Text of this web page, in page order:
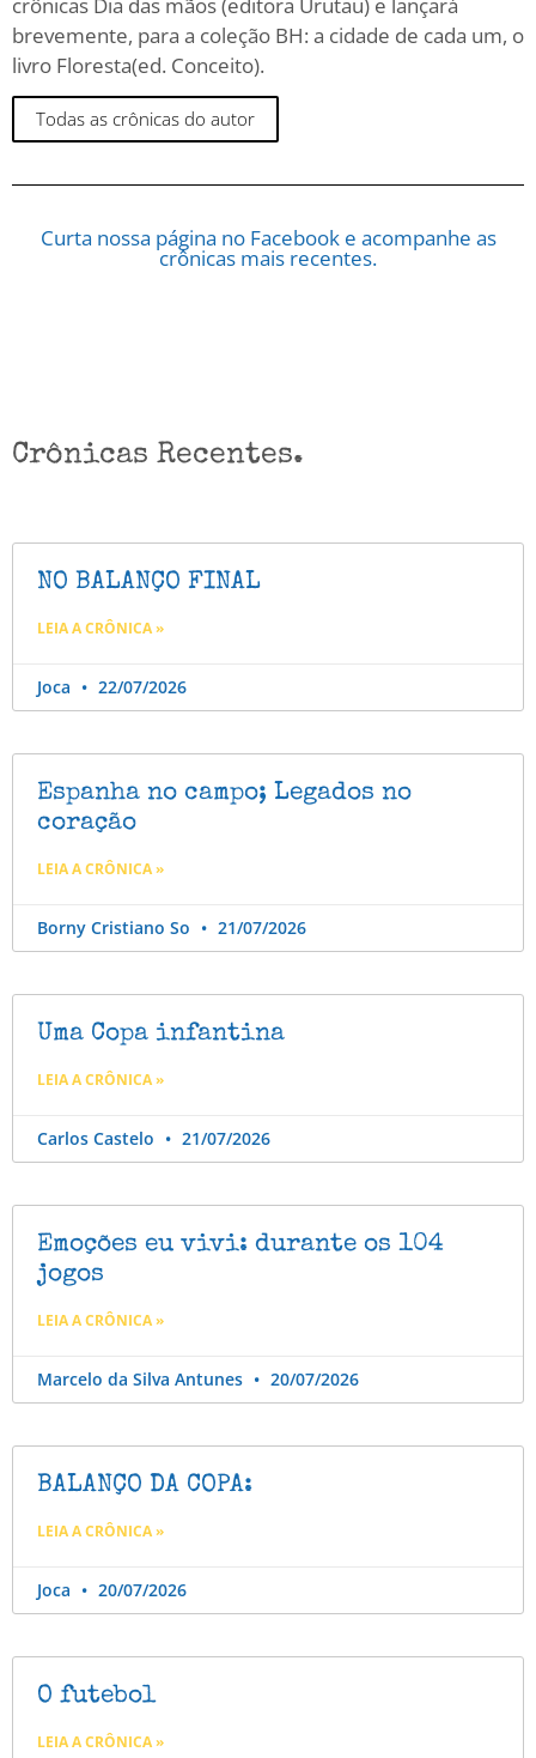
brevemente, para a coleção BH: a cidade de cada um, o
livro Floresta(ed. Conceito).
Todas as crônicas do autor
Curta nossa página no Facebook e acompanhe as
crônicas mais recentes.
Crônicas Recentes.
NO BALANÇO FINAL
LEIA A CRÔNICA »
Joca 22/07/2026
Espanha no campo; Legados no
coração
LEIA A CRÔNICA »
Borny Cristiano So 21/07/2026
Uma Copa infantina
LEIA A CRÔNICA »
Carlos Castelo 21/07/2026
Emoções eu vivi: durante os 104
jogos
LEIA A CRÔNICA »
Marcelo da Silva Antunes 20/07/2026
BALANÇO DA COPA:
LEIA A CRÔNICA »
Joca 20/07/2026
O futebol
LEIA A CRÔNICA »